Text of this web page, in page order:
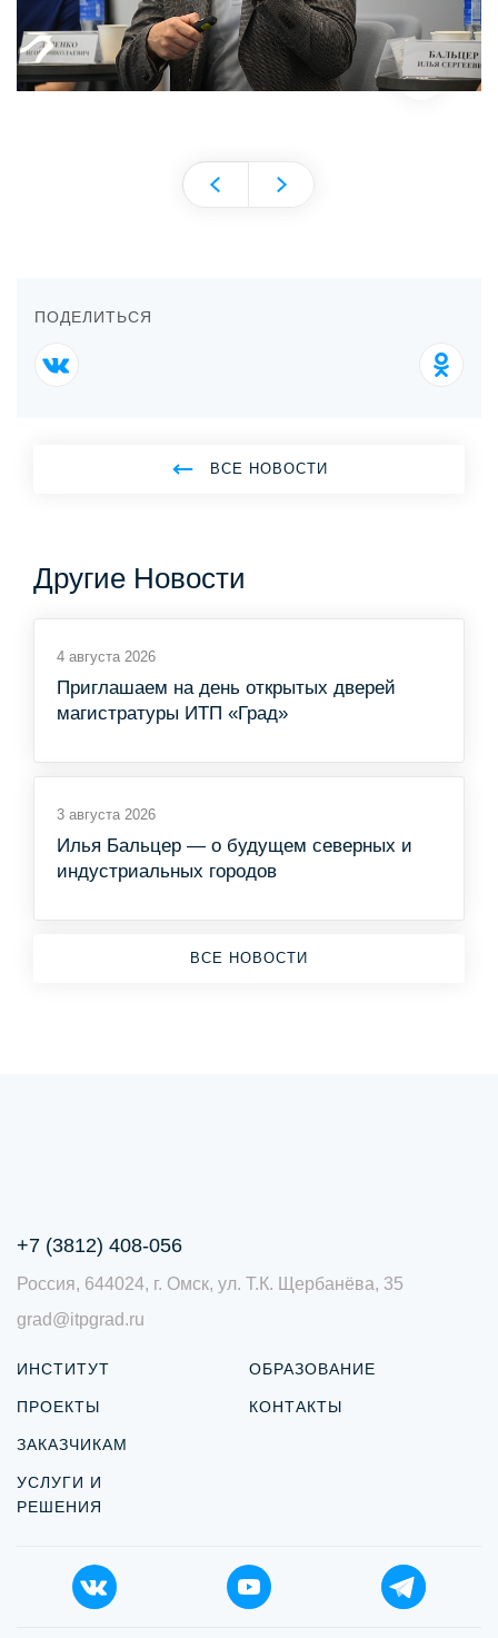
ВСЕ НОВОСТИ
ПОДЕЛИТЬСЯ
Другие Новости
4 августа 2026
Приглашаем на день открытых дверей
магистратуры ИТП «Град»
3 августа 2026
Илья Бальцер — о будущем северных и
индустриальных городов
ВСЕ НОВОСТИ
+7 (3812) 408-056
Россия, 644024, г. Омск, ул. Т.К. Щербанёва, 35
grad@itpgrad.ru
ИНСТИТУТ
ПРОЕКТЫ
ЗАКАЗЧИКАМ
УСЛУГИ И
РЕШЕНИЯ
ОБРАЗОВАНИЕ
КОНТАКТЫ